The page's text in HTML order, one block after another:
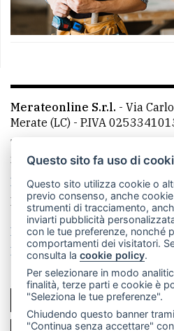
Merateonline S.r.l. - Via
Merate (LC) - P.IVA
Telefono:
mail:
La redazione
CasateOnline
Made by VIP
Privacy policy
Cookie policy
Rivedi le tue scelte sui cookie
SCRIVICI
Questo sito fa uso di
Questo sito utilizza cookie o
previo consenso, anche
strumenti di tracciamento,
inviarti pubblicità
con le tue preferenze, nonché
comportamenti dei visitatori.
consulta lacookie policy.
Per selezionare in modo
finalità, terze parti e cookie è
"Seleziona le tue preferenze".
Chiudendo questo banner
"Continua senza accettare"